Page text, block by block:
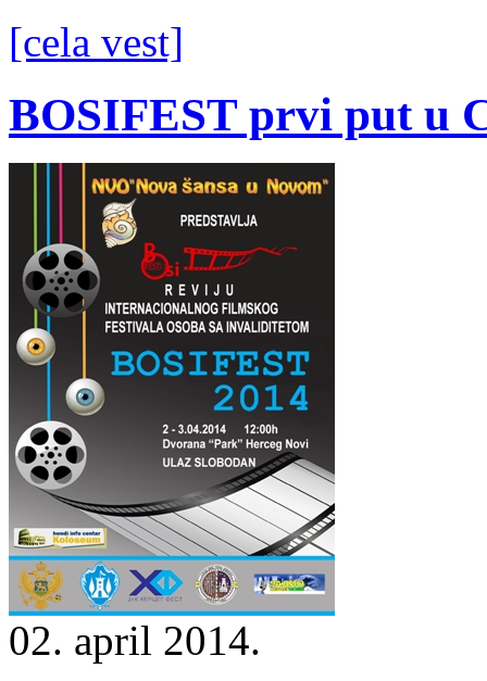
[cela vest]
BOSIFEST prvi put u
02. april 2014.